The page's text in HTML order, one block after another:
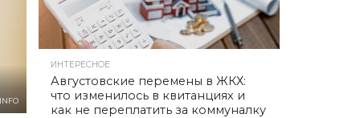
ИНТЕРЕСНОЕ
Августовские перемены в ЖКХ:
что изменилось в квитанциях и
как не переплатить за коммуналку